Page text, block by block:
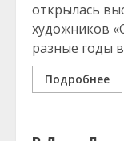
открылась
художников
разные годы в
Подробнее